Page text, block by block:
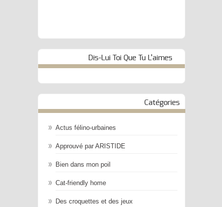
Dis-Lui Toi Que Tu L’aimes
Catégories
Actus félino-urbaines
Approuvé par ARISTIDE
Bien dans mon poil
Cat-friendly home
Des croquettes et des jeux